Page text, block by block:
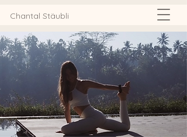
Chantal Stäubli